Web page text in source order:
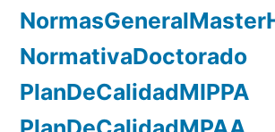
NormativaDoctorado
PlanDeCalidadMIPPA